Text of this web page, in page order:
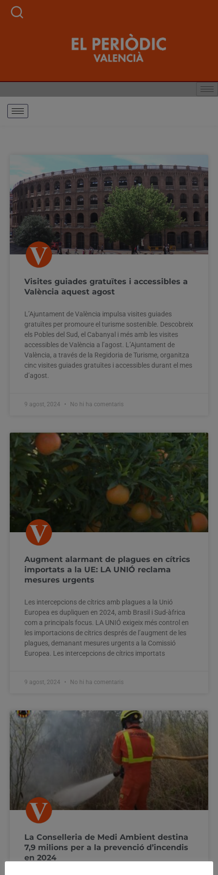
Visites guiades gratuïtes i accessibles a
València aquest agost
L’Ajuntament de València impulsa visites guiades
gratuïtes per promoure el turisme sostenible. Descobreix
els Pobles del Sud, el Cabanyal i més amb les visites
accessibles de València a l’agost. L’Ajuntament de
València, a través de la Regidoria de Turisme, organitza
cinc visites guiades gratuïtes i accessibles durant el mes
d’agost.
9 agost, 2024 No hi ha comentaris
Augment alarmant de plagues en cítrics
importats a la UE: LA UNIÓ reclama
mesures urgents
Les intercepcions de cítrics amb plagues a la Unió
Europea es dupliquen en 2024, amb Brasil i Sud-àfrica
com a principals focus. LA UNIÓ exigeix més control en
les importacions de cítrics després de l’augment de les
plagues, demanant mesures urgents a la Comissió
Europea. Les intercepcions de cítrics importats
9 agost, 2024 No hi ha comentaris
La Conselleria de Medi Ambient destina
7,9 milions per a la prevenció d’incendis
en 2024